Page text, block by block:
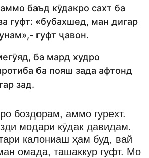
баъд кӯдакро сахт ба
гуфт: «бубахшед, ман дигар
гуфт ҷавон.
ба мард худро
ба пояш зада афтонд
зад.
боздорам, аммо гурехт.
модари кӯдак давидам.
калониаш ҳам буд, вай
омада, ташаккур гуфт. Мо